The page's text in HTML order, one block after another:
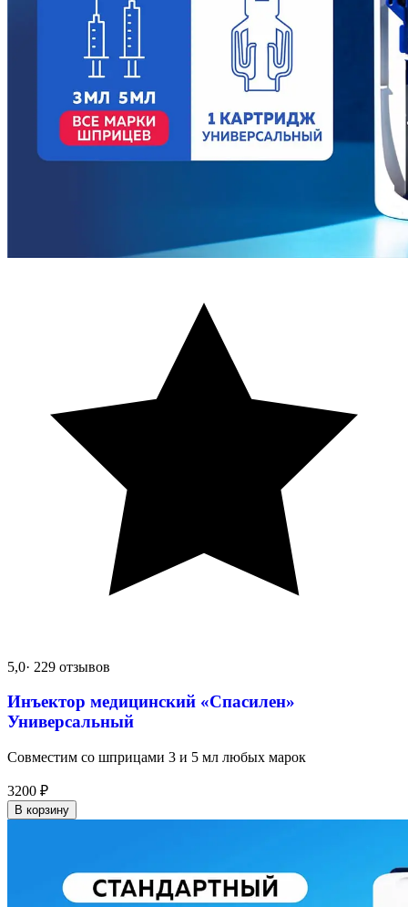
5,0· 229 отзывов
Инъектор медицинский «Спасилен»
Универсальный
Совместим со шприцами 3 и 5 мл любых марок
3200 ₽
В корзину